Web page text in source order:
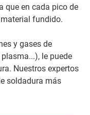
que en cada pico de
fundido.
y gases de
le puede
Nuestros expertos
soldadura más